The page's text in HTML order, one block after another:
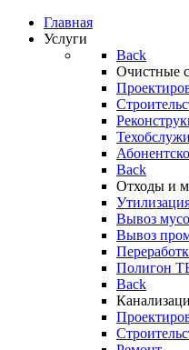
Главная
Услуги
Back
Очистные
Back
Отходы и
Вывоз
Вывоз
Полигон
Back